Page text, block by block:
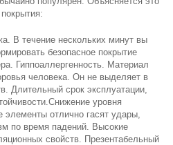
В течение нескольких минут вы
безопасное покрытие
Гиппоаллергенность. Материал
человека. Он не выделяет в
Длительный срок эксплуатации,
уровня
элементы отлично гасят удары,
по время падений. Высокие
свойств. Презентабельный